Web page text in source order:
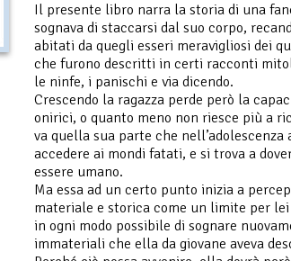
Il presente libro narra la storia di una
sognava di staccarsi dal suo corpo,
abitati da quegli esseri meravigliosi dei
che furono descritti in certi racconti
le ninfe, i panischi e via dicendo.
Crescendo la ragazza perde però la
onirici, o quanto meno non riesce più a
va quella sua parte che
accedere ai mondi fatati, e si trova a
essere umano.
Ma essa ad un certo punto inizia a
materiale e storica come un limite per
in ogni modo possibile di sognare
immateriali che ella da giovane aveva